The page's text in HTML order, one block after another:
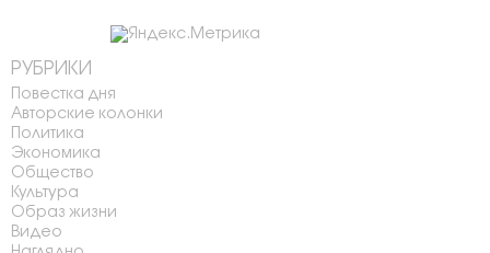
РУБРИКИ
Повестка дня
Авторские колонки
Политика
Экономика
Общество
Культура
Образ жизни
Видео